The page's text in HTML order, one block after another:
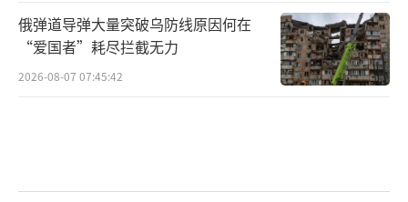
俄弹道导弹大量突破乌防线原因何在
“爱国者”耗尽拦截无力
2026-08-07 07:45:42